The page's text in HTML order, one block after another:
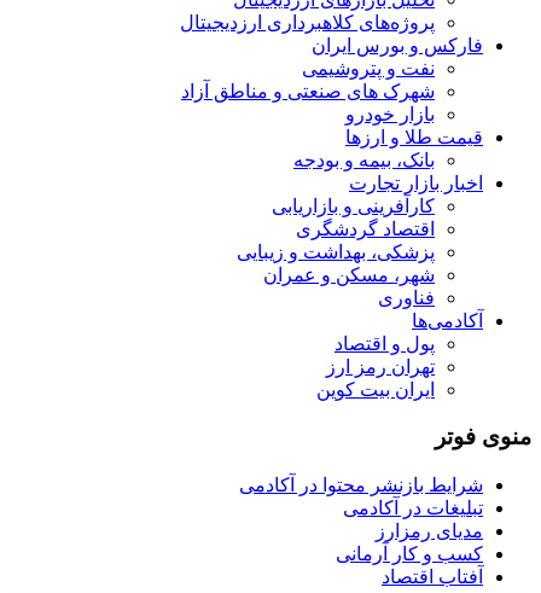
پروژه‌های کلاهبرداری ارزدیجیتال
فارکس و بورس ایران
نفت و پتروشیمی
شهرک های صنعتی و مناطق آزاد
بازار خودرو
قیمت طلا و ارزها
بانک، بیمه و بودجه
اخبار بازار تجارت
کارآفرینی و بازاریابی
اقتصاد گردشگری
پزشکی، بهداشت و زیبایی
شهر، مسکن و عمران
فناوری
آکادمی‌ها
پول و اقتصاد
تهران رمز ارز
ایران بیت کوین
منوی فوتر
شرایط بازنشر محتوا در آکادمی
تبلیغات در آکادمی
مدیای رمزارز
کسب و کار آرمانی
آفتاب اقتصاد